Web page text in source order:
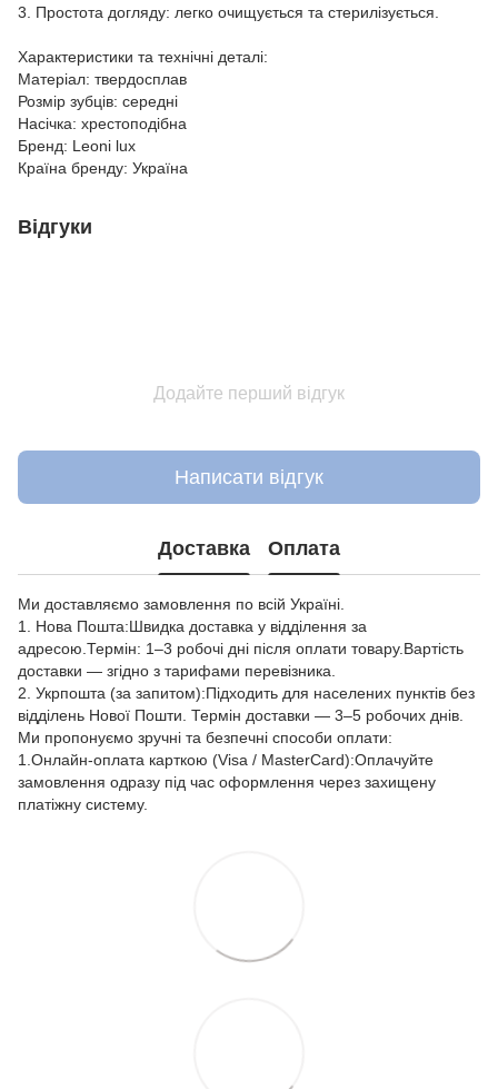
3. Простота догляду: легко очищується та стерилізується.
Характеристики та технічні деталі:
Матеріал: твердосплав
Розмір зубців: середні
Насічка: хрестоподібна
Бренд: Leoni lux
Країна бренду: Україна
Відгуки
Додайте перший відгук
Написати відгук
Доставка Оплата
Ми доставляємо замовлення по всій Україні.
1. Нова Пошта:Швидка доставка у відділення за
адресою.Термін: 1–3 робочі дні після оплати товару.Вартість
доставки — згідно з тарифами перевізника.
2. Укрпошта (за запитом):Підходить для населених пунктів без
відділень Нової Пошти. Термін доставки — 3–5 робочих днів.
Ми пропонуємо зручні та безпечні способи оплати:
1.Онлайн-оплата карткою (Visa / MasterCard):Оплачуйте
замовлення одразу під час оформлення через захищену
платіжну систему.